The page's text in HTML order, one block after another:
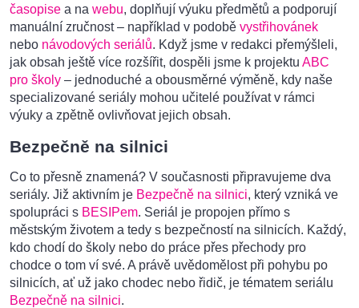
časopise a na webu, doplňují výuku předmětů a podporují
manuální zručnost – například v podobě vystřihovánek
nebo návodových seriálů. Když jsme v redakci přemýšleli,
jak obsah ještě více rozšířit, dospěli jsme k projektu ABC
pro školy – jednoduché a obousměrné výměně, kdy naše
specializované seriály mohou učitelé používat v rámci
výuky a zpětně ovlivňovat jejich obsah.
Bezpečně na silnici
Co to přesně znamená? V současnosti připravujeme dva
seriály. Již aktivním je Bezpečně na silnici, který vzniká ve
spolupráci s BESIPem. Seriál je propojen přímo s
městským životem a tedy s bezpečností na silnicích. Každý,
kdo chodí do školy nebo do práce přes přechody pro
chodce o tom ví své. A právě uvědomělost při pohybu po
silnicích, ať už jako chodec nebo řidič, je tématem seriálu
Bezpečně na silnici.